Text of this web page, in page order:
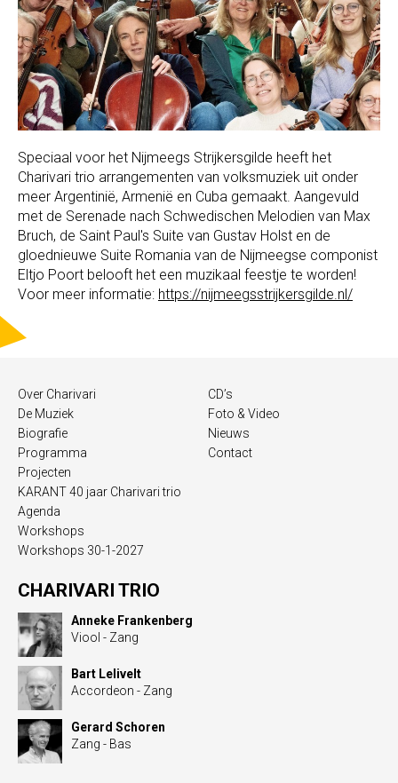
Speciaal voor het Nijmeegs Strijkersgilde heeft het
Charivari trio arrangementen van volksmuziek uit onder
meer Argentinië, Armenië en Cuba gemaakt. Aangevuld
met de Serenade nach Schwedischen Melodien van Max
Bruch, de Saint Paul's Suite van Gustav Holst en de
gloednieuwe Suite Romania van de Nijmeegse componist
Eltjo Poort belooft het een muzikaal feestje te worden!
Voor meer informatie: https://nijmeegsstrijkersgilde.nl/
Over Charivari
De Muziek
Biografie
Programma
Projecten
KARANT 40 jaar Charivari trio
Agenda
Workshops
Workshops 30-1-2027
CD’s
Foto & Video
Nieuws
Contact
CHARIVARI TRIO
Anneke Frankenberg
Viool - Zang
Bart Lelivelt
Accordeon - Zang
Gerard Schoren
Zang - Bas